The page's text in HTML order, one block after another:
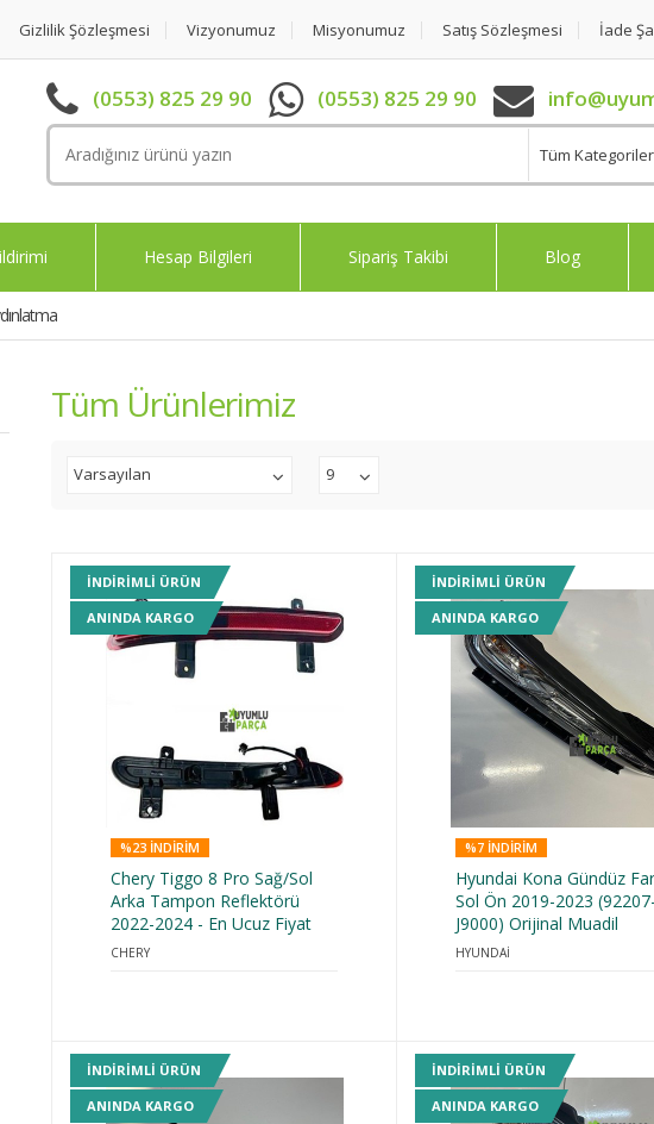
Gizlilik Şözleşmesi Vizyonumuz Misyonumuz Satış Sözleşmesi İade
(0553) 825 29 90 (0553) 825 29 90
Tüm Kategoriler
Hesap Bilgileri Sipariş Takibi Blog
Tüm Ürünlerimiz
Varsayılan 9
INDIRIMLI ÜRÜN
ANINDA KARGO
%23 INDIRIM
Chery Tiggo 8 Pro Sağ/Sol
Arka Tampon Reflektörü
2022-2024 - En Ucuz Fiyat
CHERY
INDIRIMLI ÜRÜN
ANINDA KARGO
%7 INDIRIM
Hyundai Kona Gündüz
Sol Ön 2019-2023 (92207-
J9000) Orijinal Muadil
HYUNDAİ
INDIRIMLI ÜRÜN
ANINDA KARGO
INDIRIMLI ÜRÜN
ANINDA KARGO